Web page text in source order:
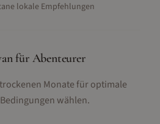
lokale Empfehlungen
für Abenteurer
Monate für optimale
wählen.